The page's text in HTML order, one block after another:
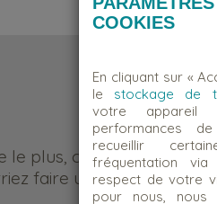
le plus, c’est d’être
faire une différence.
COOKIES
En cliquant sur «
le stockage de
votre appareil
performances
recueillir
fréquentation
respect de votre
pour nous, nous